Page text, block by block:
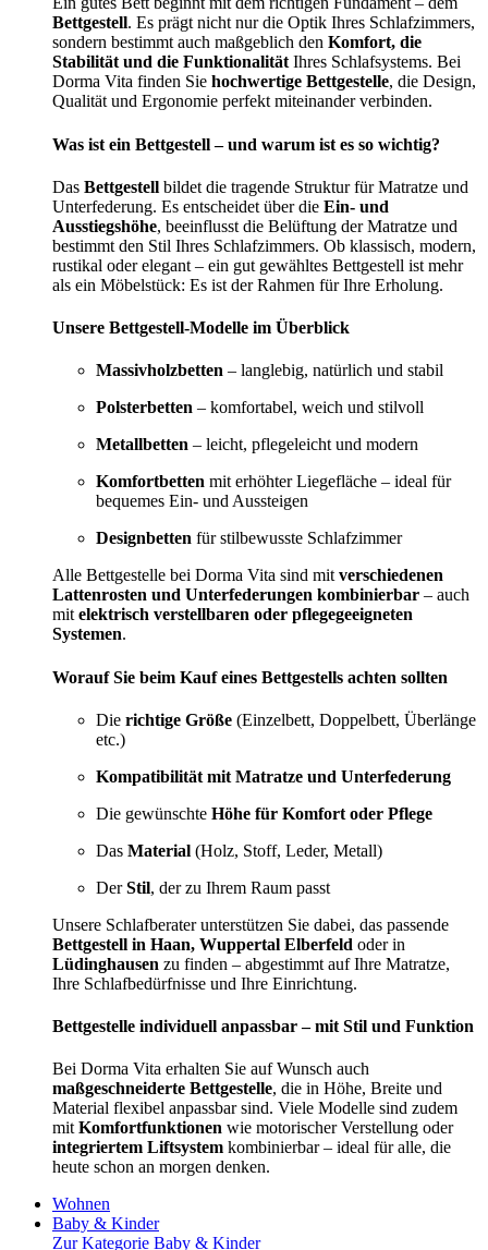
Bettgestell. Es prägt nicht nur die Optik Ihres Schlafzimmers,
sondern bestimmt auch maßgeblich den Komfort, die
Stabilität und die Funktionalität Ihres Schlafsystems. Bei
Dorma Vita finden Sie hochwertige Bettgestelle, die Design,
Qualität und Ergonomie perfekt miteinander verbinden.
Was ist ein Bettgestell – und warum ist es so wichtig?
Das Bettgestell bildet die tragende Struktur für Matratze und
Unterfederung. Es entscheidet über die Ein- und
Ausstiegshöhe, beeinflusst die Belüftung der Matratze und
bestimmt den Stil Ihres Schlafzimmers. Ob klassisch, modern,
rustikal oder elegant – ein gut gewähltes Bettgestell ist mehr
als ein Möbelstück: Es ist der Rahmen für Ihre Erholung.
Unsere Bettgestell-Modelle im Überblick
Massivholzbetten – langlebig, natürlich und stabil
Polsterbetten – komfortabel, weich und stilvoll
Metallbetten – leicht, pflegeleicht und modern
Komfortbetten mit erhöhter Liegefläche – ideal für
bequemes Ein- und Aussteigen
Designbetten für stilbewusste Schlafzimmer
Alle Bettgestelle bei Dorma Vita sind mit verschiedenen
Lattenrosten und Unterfederungen kombinierbar – auch
mit elektrisch verstellbaren oder pflegegeeigneten
Systemen.
Worauf Sie beim Kauf eines Bettgestells achten sollten
Die richtige Größe (Einzelbett, Doppelbett, Überlänge
etc.)
Kompatibilität mit Matratze und Unterfederung
Die gewünschte Höhe für Komfort oder Pflege
Das Material (Holz, Stoff, Leder, Metall)
DerStil, der zu Ihrem Raum passt
Unsere Schlafberater unterstützen Sie dabei, das passende
Bettgestell in Haan, Wuppertal Elberfeld oder in
Lüdinghausen zu finden – abgestimmt auf Ihre Matratze,
Ihre Schlafbedürfnisse und Ihre Einrichtung.
Bettgestelle individuell anpassbar – mit Stil und Funktion
Bei Dorma Vita erhalten Sie auf Wunsch auch
maßgeschneiderte Bettgestelle, die in Höhe, Breite und
Material flexibel anpassbar sind. Viele Modelle sind zudem
mit Komfortfunktionen wie motorischer Verstellung oder
integriertem Liftsystem kombinierbar – ideal für alle, die
heute schon an morgen denken.
Wohnen
Baby & Kinder
Zur Kategorie Baby & Kinder